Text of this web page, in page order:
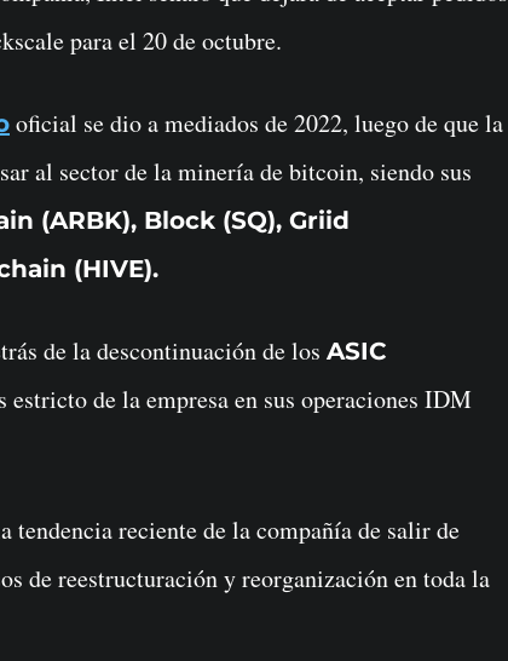
para el 20 de octubre.
oficial se dio a mediados de 2022, luego de que la
al sector de la minería de bitcoin, siendo sus
(ARBK), Block (SQ), Griid
(HIVE).
de la descontinuación de los ASIC
estricto de la empresa en sus operaciones IDM
tendencia reciente de la compañía de salir de
de reestructuración y reorganización en toda la